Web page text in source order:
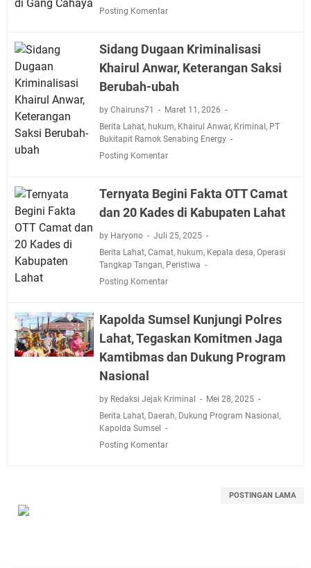
Posting Komentar
Sidang Dugaan Kriminalisasi
Khairul Anwar, Keterangan Saksi
Berubah-ubah
by Chairuns71
Maret 11, 2026
Berita Lahat, hukum, Khairul Anwar, Kriminal, PT
Bukitapit Ramok Senabing Energy
Posting Komentar
Ternyata Begini Fakta OTT Camat
dan 20 Kades di Kabupaten Lahat
by Haryono
Juli 25, 2025
Berita Lahat, Camat, hukum, Kepala desa, Operasi
Tangkap Tangan, Peristiwa
Posting Komentar
Kapolda Sumsel Kunjungi Polres
Lahat, Tegaskan Komitmen Jaga
Kamtibmas dan Dukung Program
Nasional
by Redaksi Jejak Kriminal
Mei 28, 2025
Berita Lahat, Daerah, Dukung Program Nasional,
Kapolda Sumsel
Posting Komentar
POSTINGAN LAMA